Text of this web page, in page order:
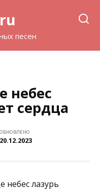
песен
небес
сердца
ОБНОВЛЕНО
20.12.2023
небес лазурь